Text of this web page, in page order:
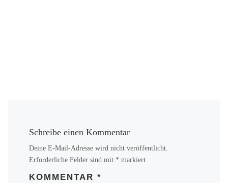
Schreibe einen Kommentar
Deine E-Mail-Adresse wird nicht veröffentlicht.
Erforderliche Felder sind mit * markiert
KOMMENTAR*